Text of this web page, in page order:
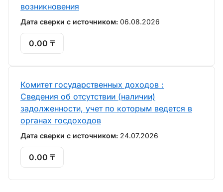
возникновения
Дата сверки с источником: 06.08.2026
0.00 ₸
Комитет государственных доходов :
Сведения об отсутствии (наличии)
задолженности, учет по которым ведется в
органах госдоходов
Дата сверки с источником: 24.07.2026
0.00 ₸